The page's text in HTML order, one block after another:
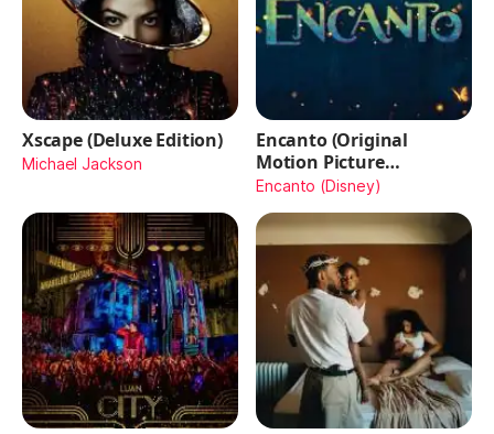
Xscape (Deluxe Edition)
Michael Jackson
Encanto (Original
Motion Picture
Soundtrack)
Encanto (Disney)